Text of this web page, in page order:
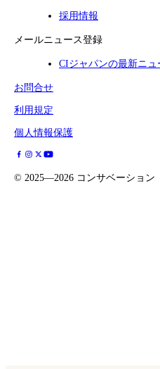
採用情報
メールニュース登録
CIジャパンの最新ニ
お問合せ
利用規定
個人情報保護
© 2025—2026 コンサベーション